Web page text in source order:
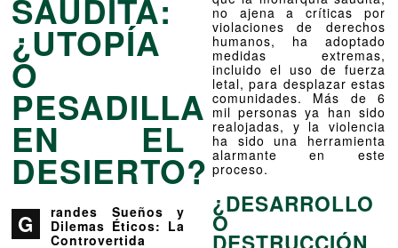
SAUDITA:
¿UTOPÍA
O
PESADILLA
EN EL
DESIERTO?
G
randes Sueños y
Dilemas Éticos: La
Controvertida
no ajena a críticas por
violaciones de derechos
humanos, ha adoptado
medidas extremas,
incluido el uso de fuerza
letal, para desplazar estas
comunidades. Más de 6
mil personas ya han sido
realojadas, y la violencia
ha sido una herramienta
alarmante en este
proceso.
¿DESARROLLO
O